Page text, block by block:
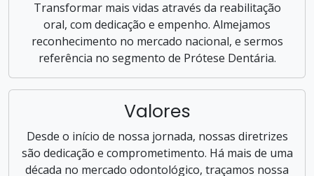
Transformar mais vidas através da reabilitação
oral, com dedicação e empenho. Almejamos
reconhecimento no mercado nacional, e sermos
referência no segmento de Prótese Dentária.
Valores
Desde o início de nossa jornada, nossas diretrizes
são dedicação e comprometimento. Há mais de uma
década no mercado odontológico, traçamos nossa